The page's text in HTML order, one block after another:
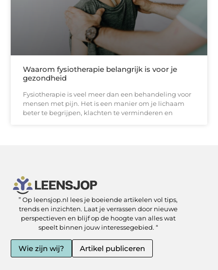
Waarom fysiotherapie belangrijk is voor je
gezondheid
Fysiotherapie is veel meer dan een behandeling voor
mensen met pijn. Het is een manier om je lichaam
beter te begrijpen, klachten te verminderen en
” Op leensjop.nl lees je boeiende artikelen vol tips,
trends en inzichten. Laat je verrassen door nieuwe
perspectieven en blijf op de hoogte van alles wat
speelt binnen jouw interessegebied. “
Wie zijn wij? Artikel publiceren